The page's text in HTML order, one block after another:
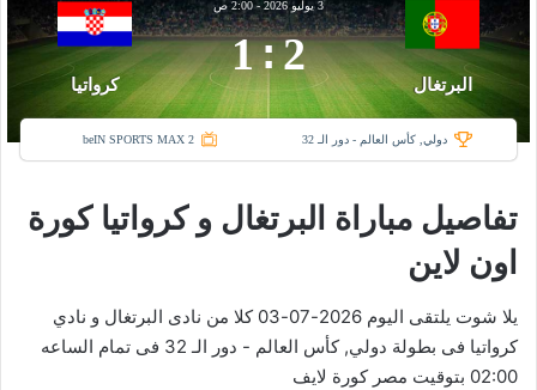
البرتغال
3 يوليو 2026 -2:00 ص
2
:
1
كرواتيا
دولي, كأس العالم - دور الـ 32 beIN SPORTS MAX 2
تفاصيل مباراة البرتغال و كرواتيا كورة
اون لاين
يلا شوت يلتقى اليوم 2026-07-03 كلا من نادى البرتغال و نادي
كرواتيا فى بطولة دولي, كأس العالم - دور الـ 32 فى تمام الساعه
02:00 بتوقيت مصر كورة لايف